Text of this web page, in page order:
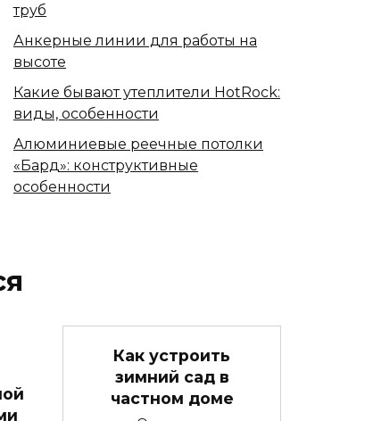
труб
Анкерные линии для работы на
высоте
Какие бывают утеплители HotRock:
виды, особенности
Алюминиевые реечные потолки
«Бард»: конструктивные
особенности
Как устроить
зимний сад в
частном доме